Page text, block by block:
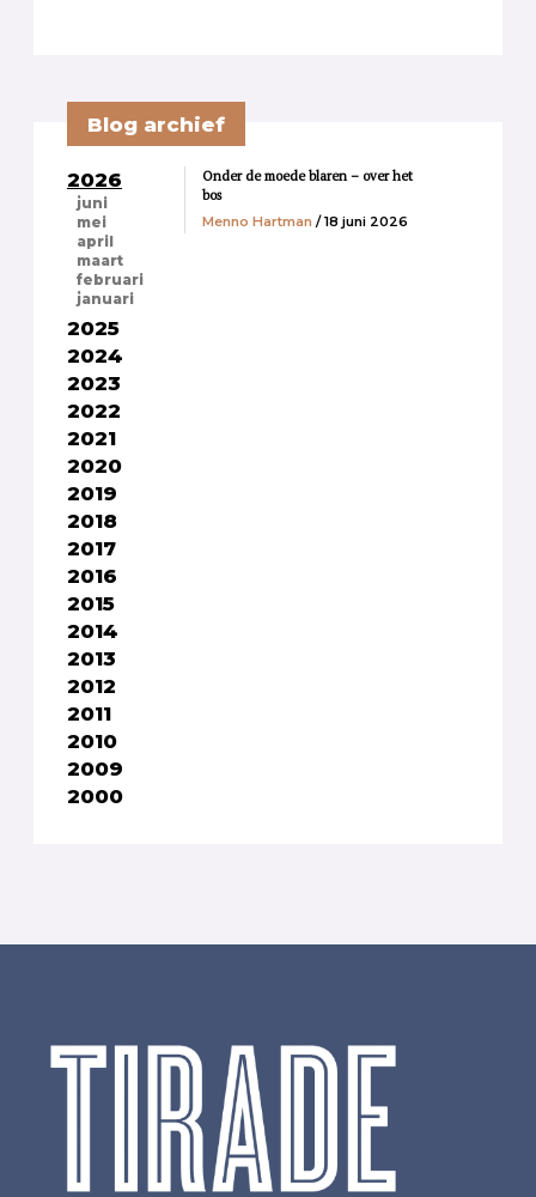
Blog archief
2026
juni
mei
april
maart
februari
januari
2025
2024
2023
2022
2021
2020
2019
2018
2017
2016
2015
2014
2013
2012
2011
2010
2009
2000
Onder de moede blaren – over het
bos
Menno Hartman / 18 juni 2026